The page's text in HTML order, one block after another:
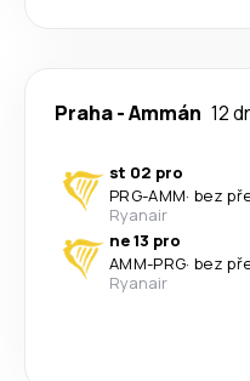
Praha-Ammán 12
st 02 pro
PRG-AMM· bez
Ryanair
ne 13 pro
AMM-PRG· bez
Ryanair